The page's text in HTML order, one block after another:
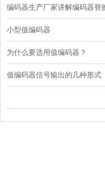
编码器生产厂家讲解编码器替
的要求
小型值编码器
为什么要选用值编码器？
值编码器信号输出的几种形式